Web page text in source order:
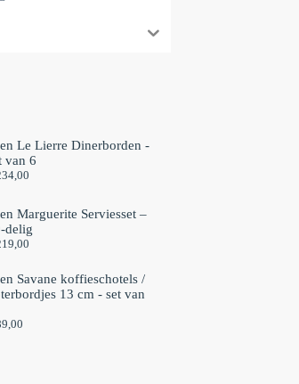
Le Lierre Dinerborden -
van 6
Marguerite Serviesset –
delig
Savane koffieschotels /
13 cm - set van